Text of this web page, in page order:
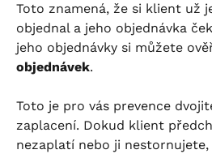
Toto znamená, že si klient už
objednal a jeho objednávka
jeho objednávky si můžete
objednávek.
Toto je pro vás prevence
zaplacení. Dokud klient
nezaplatí nebo ji